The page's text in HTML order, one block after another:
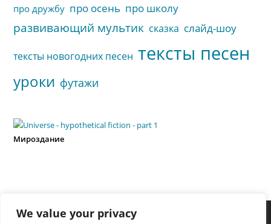
We value your privacy
про дружбу про осень про школу
развивающий мультик сказка слайд-шоу
тексты новогодних песен тексты песен
уроки футажи
Мироздание